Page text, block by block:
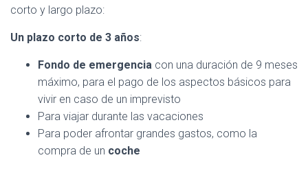
corto y largo plazo:
Un plazo corto de 3 años:
Fondo de emergencia con una duración de 9 meses
máximo, para el pago de los aspectos básicos para
vivir en caso de un imprevisto
Para viajar durante las vacaciones
Para poder afrontar grandes gastos, como la
compra de un coche